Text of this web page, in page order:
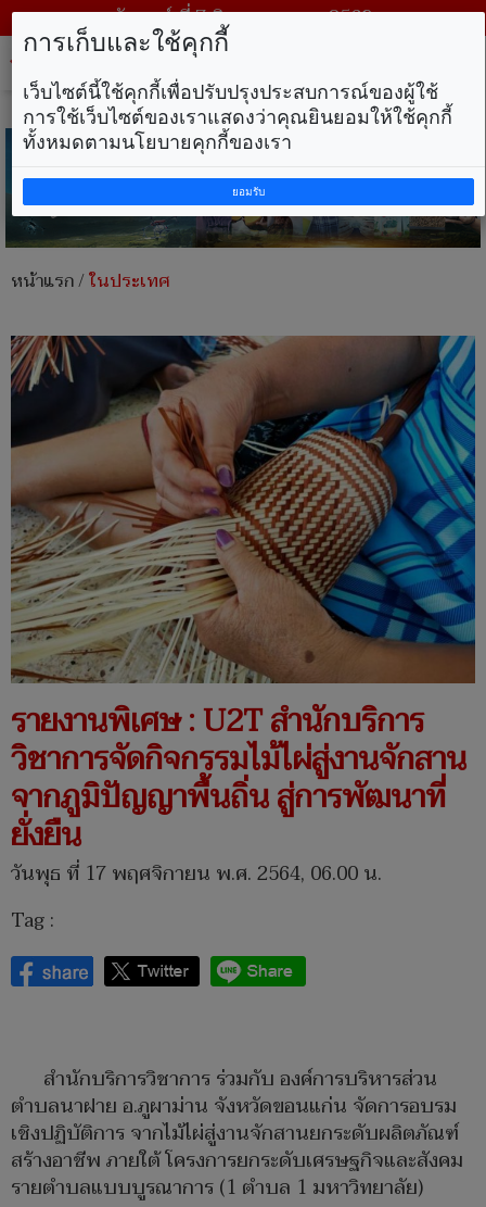
วันศุกร์ ที่ 7 สิงหาคม พ.ศ. 2569
หน้าแรก/ในประเทศ
รายงานพิเศษ : U2T สำนักบริการ
วิชาการจัดกิจกรรมไม้ไผ่สู่งานจักสาน
จากภูมิปัญญาพื้นถิ่น สู่การพัฒนาที่
ยั่งยืน
วันพุธ ที่ 17 พฤศจิกายน พ.ศ. 2564, 06.00 น.
Tag :
สำนักบริการวิชาการ ร่วมกับ องค์การบริหารส่วน
ตำบลนาฝาย อ.ภูผาม่าน จังหวัดขอนแก่น จัดการอบรม
เชิงปฏิบัติการ จากไม้ไผ่สู่งานจักสานยกระดับผลิตภัณฑ์
สร้างอาชีพ ภายใต้ โครงการยกระดับเศรษฐกิจและสังคม
รายตำบลแบบบูรณาการ (1 ตำบล 1 มหาวิทยาลัย)
การเก็บและใช้คุกกี้
เว็บไซต์นี้ใช้คุกกี้เพื่อปรับปรุงประสบการณ์ของผู้ใช้
การใช้เว็บไซต์ของเราแสดงว่าคุณยินยอมให้ใช้คุกกี้
ทั้งหมดตามนโยบายคุกกี้ของเรา
ยอมรับ